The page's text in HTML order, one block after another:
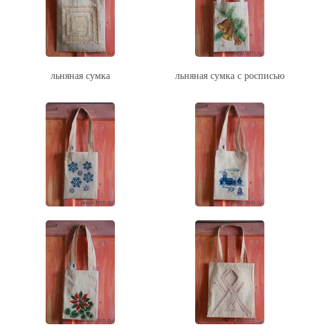
льняная сумка льняная сумка с росписью